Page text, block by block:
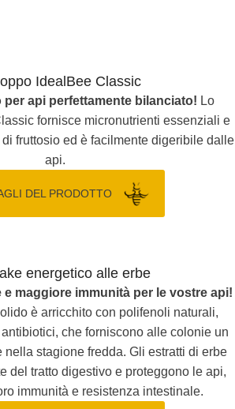
IdealBee Classic
per api perfettamente bilanciato!
fornisce micronutrienti essenziali e
fruttosio ed è facilmente digeribile dalle
DEL PRODOTTO
energetico alle erbe
e maggiore immunità per le vostre api!
è arricchito con polifenoli naturali,
che forniscono alle colonie un
nella stagione fredda. Gli estratti di erbe
del tratto digestivo e proteggono le api,
immunità e resistenza intestinale.